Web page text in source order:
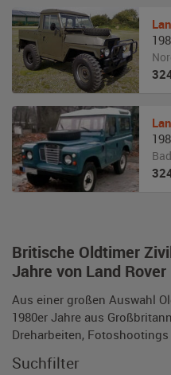
Britische Oldtimer
Jahre von Land
Aus einer großen Auswahl
1980er Jahre aus
Dreharbeiten,
Suchfilter